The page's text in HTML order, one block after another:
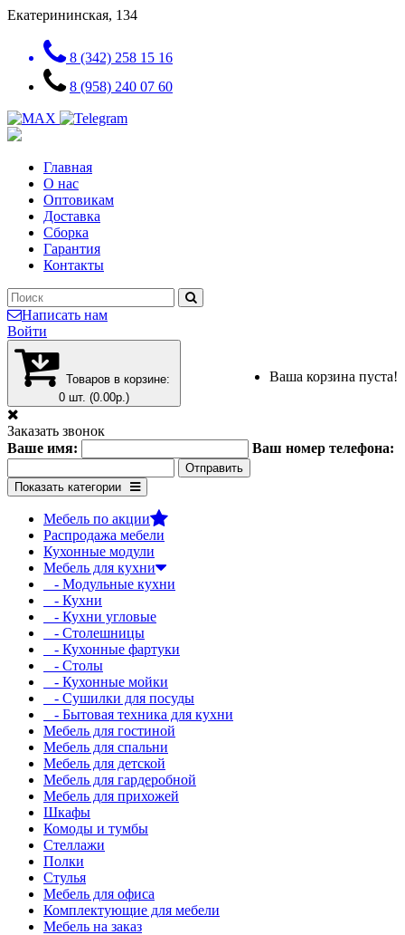
Екатерининская, 134
8 (342) 258 15 16
8 (958) 240 07 60
Главная
О нас
Оптовикам
Доставка
Сборка
Гарантия
Контакты
Написать нам
Войти
Товаров в корзине:
0 шт. (0.00р.)
Ваша корзина пуста!
Заказать звонок
Ваше имя:
Ваш номер телефона:
Показать категории
Мебель по акции
Распродажа мебели
Кухонные модули
Мебель для кухни
- Модульные кухни
- Кухни
- Кухни угловые
- Столешницы
- Кухонные фартуки
- Столы
- Кухонные мойки
- Сушилки для посуды
- Бытовая техника для кухни
Мебель для гостиной
Мебель для спальни
Мебель для детской
Мебель для гардеробной
Мебель для прихожей
Шкафы
Комоды и тумбы
Стеллажи
Полки
Стулья
Мебель для офиса
Комплектующие для мебели
Мебель на заказ